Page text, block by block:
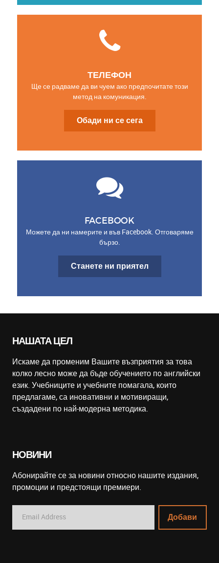
ТЕЛЕФОН
Ще се радваме да ви чуем ако предпочитате този
метод на комуникация.
Обади ни се сега
FACEBOOK
Можете да ни намерите и във Facebook. Отговаряме
бързо.
Станете ни приятел
НАШАТА ЦЕЛ
Искаме да променим Вашите възприятия за това
колко лесно може да бъде обучението по английски
език. Учебниците и учебните помагала, които
предлагаме, са иновативни и мотивиращи,
създадени по най-модерна методика.
НОВИНИ
Абонирайте се за новини относно нашите издания,
промоции и предстоящи премиери.